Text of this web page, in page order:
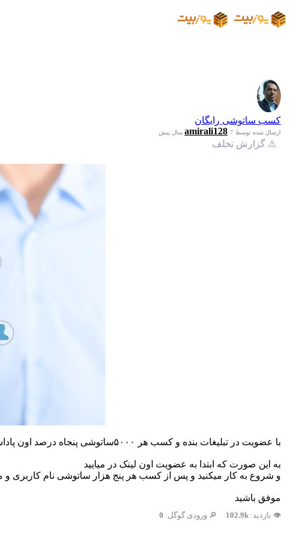
کسب ساتوشی رایگان
ارسال شده توسط amirali128 7 سال پیش
⚠️ گزارش تخلف
با عضویت در تبلیغات بنده و کسب هر ۵۰۰۰ساتوشی پنجاه درصد اون پاداشی رو که با عضویت شما بدست میارم از طرف خودم جایزه بگیرین با ارسال نام کاربری که در لینک ارسالی ثبت نام کردین،
به این صورت که ابتدا به عضویت اون لینک در میایید
و شروع به کار میکنید و پس از کسب هر پنج هزار ساتوشی نام کاربری و
موفق باشید
👁️ بازدید: 102.9k 🔎 ورودی گوگل: 0